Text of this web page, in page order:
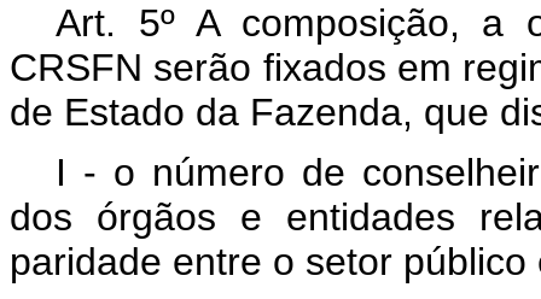
Art. 5º A composição, a
CRSFN serão fixados em
de Estado da Fazenda, que
I - o número de
dos órgãos e entidades
paridade entre o setor público